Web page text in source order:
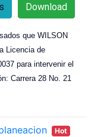
Download
que WILSON
Licencia de
para intervenir el
Carrera 28 No. 21
Hot